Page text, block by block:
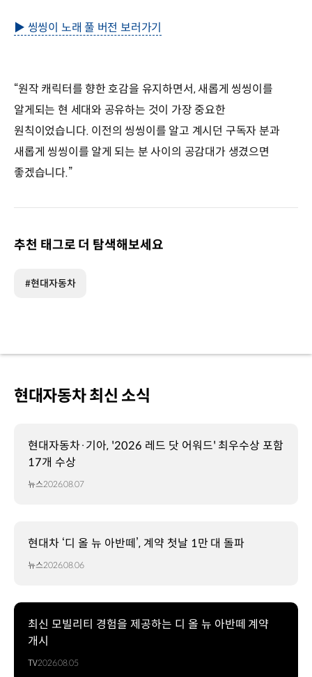
▶ 씽씽이 노래 풀 버전 보러가기
“원작 캐릭터를 향한 호감을 유지하면서, 새롭게 씽씽이를
알게되는 현 세대와 공유하는 것이 가장 중요한
원칙이었습니다. 이전의 씽씽이를 알고 계시던 구독자 분과
새롭게 씽씽이를 알게 되는 분 사이의 공감대가 생겼으면
좋겠습니다.”
추천 태그로 더 탐색해보세요
#현대자동차
현대자동차 최신 소식
현대자동차·기아, '2026 레드 닷 어워드' 최우수상 포함
17개 수상
뉴스2026.08.07
현대차 ‘디 올 뉴 아반떼’, 계약 첫날 1만 대 돌파
뉴스2026.08.06
최신 모빌리티 경험을 제공하는 디 올 뉴 아반떼 계약
개시
TV2026.08.05